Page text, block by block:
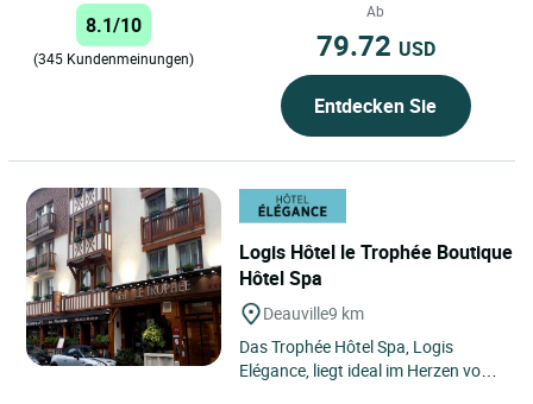
unvergesslichen...
8.1/10
(345 Kundenmeinungen)
Ab
79.72 USD
Entdecken Sie
Logis Hôtel le Trophée Boutique
Hôtel Spa
Deauville9 km
Das Trophée Hôtel Spa, Logis
Elégance, liegt ideal im Herzen von